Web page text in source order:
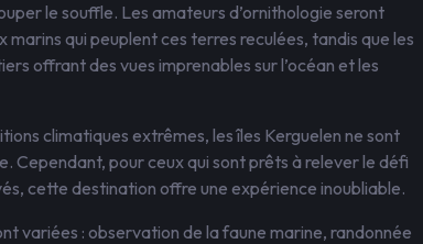
le souffle. Les amateurs d’ornithologie seront
qui peuplent ces terres reculées, tandis que les
offrant des vues imprenables sur l’océan et les
climatiques extrêmes, les îles Kerguelen ne sont
Cependant, pour ceux qui sont prêts à relever le défi
cette destination offre une expérience inoubliable.
variées : observation de la faune marine, randonnée